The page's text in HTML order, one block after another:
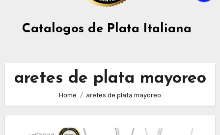
Catalogos de Plata Italiana
aretes de plata mayoreo
Home aretes de plata mayoreo